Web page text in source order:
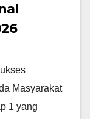
Masyarakat
1 yang